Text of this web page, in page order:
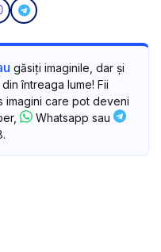
găsiți imaginile, dar și
întreaga lume! Fii
imagini care pot deveni
Whatsapp sau